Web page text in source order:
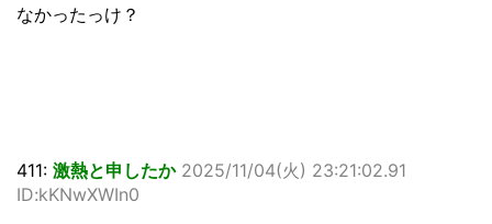
なかったっけ？
411: 激熱と申したか 2025/11/04(火) 23:21:02.91
ID:kKNwXWIn0